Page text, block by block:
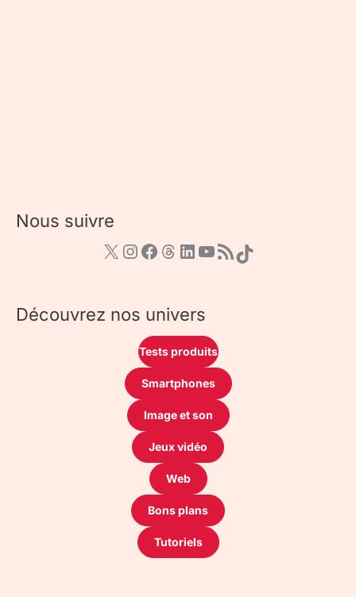
Nous suivre
Découvrez nos univers
Tests produits
Smartphones
Image et son
Jeux vidéo
Web
Bons plans
Tutoriels